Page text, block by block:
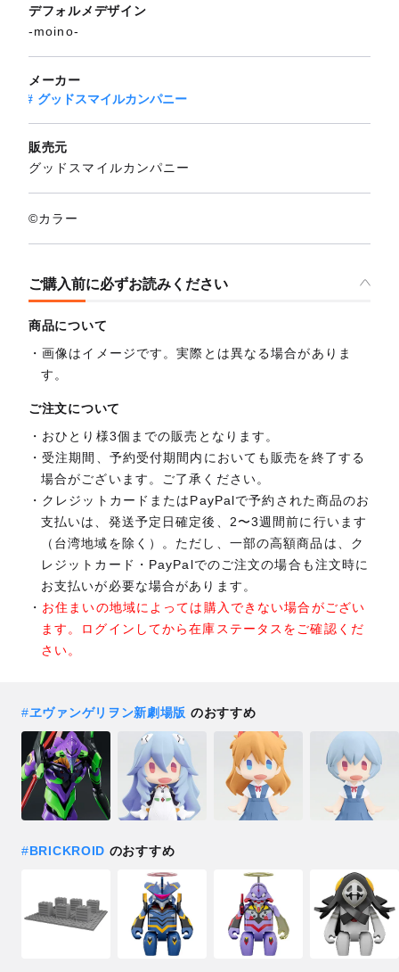
デフォルメデザイン
-moino-
メーカー
グッドスマイルカンパニー
販売元
グッドスマイルカンパニー
©カラー
ご購入前に必ずお読みください
商品について
画像はイメージです。実際とは異なる場合がありま
す。
ご注文について
おひとり様3個までの販売となります。
受注期間、予約受付期間内においても販売を終了する
場合がございます。ご了承ください。
クレジットカードまたはPayPalで予約された商品のお
支払いは、発送予定日確定後、2〜3週間前に行います
（台湾地域を除く）。ただし、一部の高額商品は、ク
レジットカード・PayPalでのご注文の場合も注文時に
お支払いが必要な場合があります。
お住まいの地域によっては購入できない場合がござい
ます。ログインしてから在庫ステータスをご確認くだ
さい。
#ヱヴァンゲリヲン新劇場版 のおすすめ
#BRICKROID のおすすめ